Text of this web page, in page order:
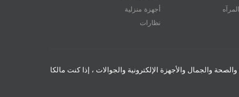
أجهزة منزلية
نظارات
والجمال والأجهزة الإلكترونية والجوالات ، إذا كنت مالكا